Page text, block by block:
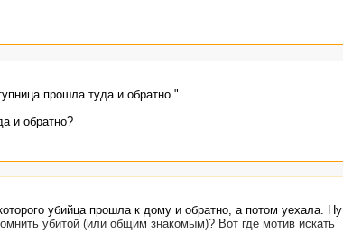
прошла туда и обратно."
и обратно?
убийца прошла к дому и обратно, а потом уехала. Ну
убитой (или общим знакомым)? Вот где мотив искать